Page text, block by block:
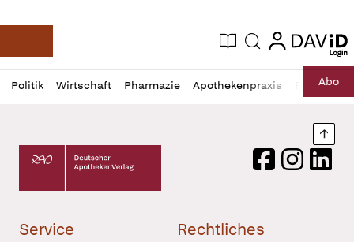
Deutsche Apotheker Zeitung
Aktuelle Ausgabe
Suche login
login
Politik Wirtschaft Pharmazie Apothekenpraxis RechtAbo
Profil
öffnen
Daz
Pur
Deutscher Apotheker Verlag Logo
FacebookInstagram
Service Rechtliches